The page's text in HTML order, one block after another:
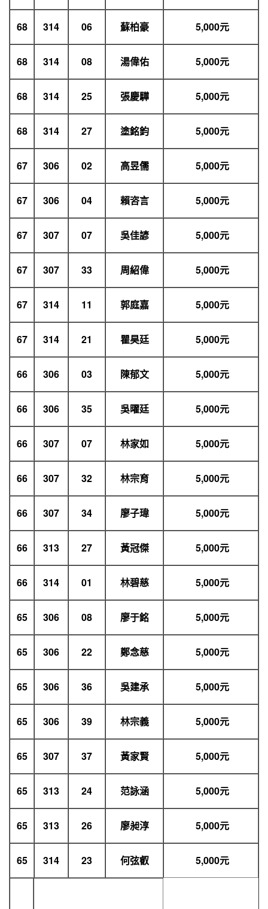
68 314 06 蘇柏豪 5,000元
68 314 08 湯偉佑 5,000元
68 314 25 張慶驊 5,000元
68 314 27 塗銘鈞 5,000元
67 306 02 高昱儒 5,000元
67 306 04 賴咨言 5,000元
67 307 07 吳佳諺 5,000元
67 307 33 周紹偉 5,000元
67 314 11 郭庭嘉 5,000元
67 314 21 瞿昊廷 5,000元
66 306 03 陳郁文 5,000元
66 306 35 吳曜廷 5,000元
66 307 07 林家如 5,000元
66 307 32 林宗育 5,000元
66 307 34 廖子瑋 5,000元
66 313 27 黃冠傑 5,000元
66 314 01 林碧慈 5,000元
65 306 08 廖于銘 5,000元
65 306 22 鄭念慈 5,000元
65 306 36 吳建承 5,000元
65 306 39 林宗義 5,000元
65 307 37 黃家賢 5,000元
65 313 24 范詠涵 5,000元
65 313 26 廖昶淳 5,000元
65 314 23 何弦叡 5,000元